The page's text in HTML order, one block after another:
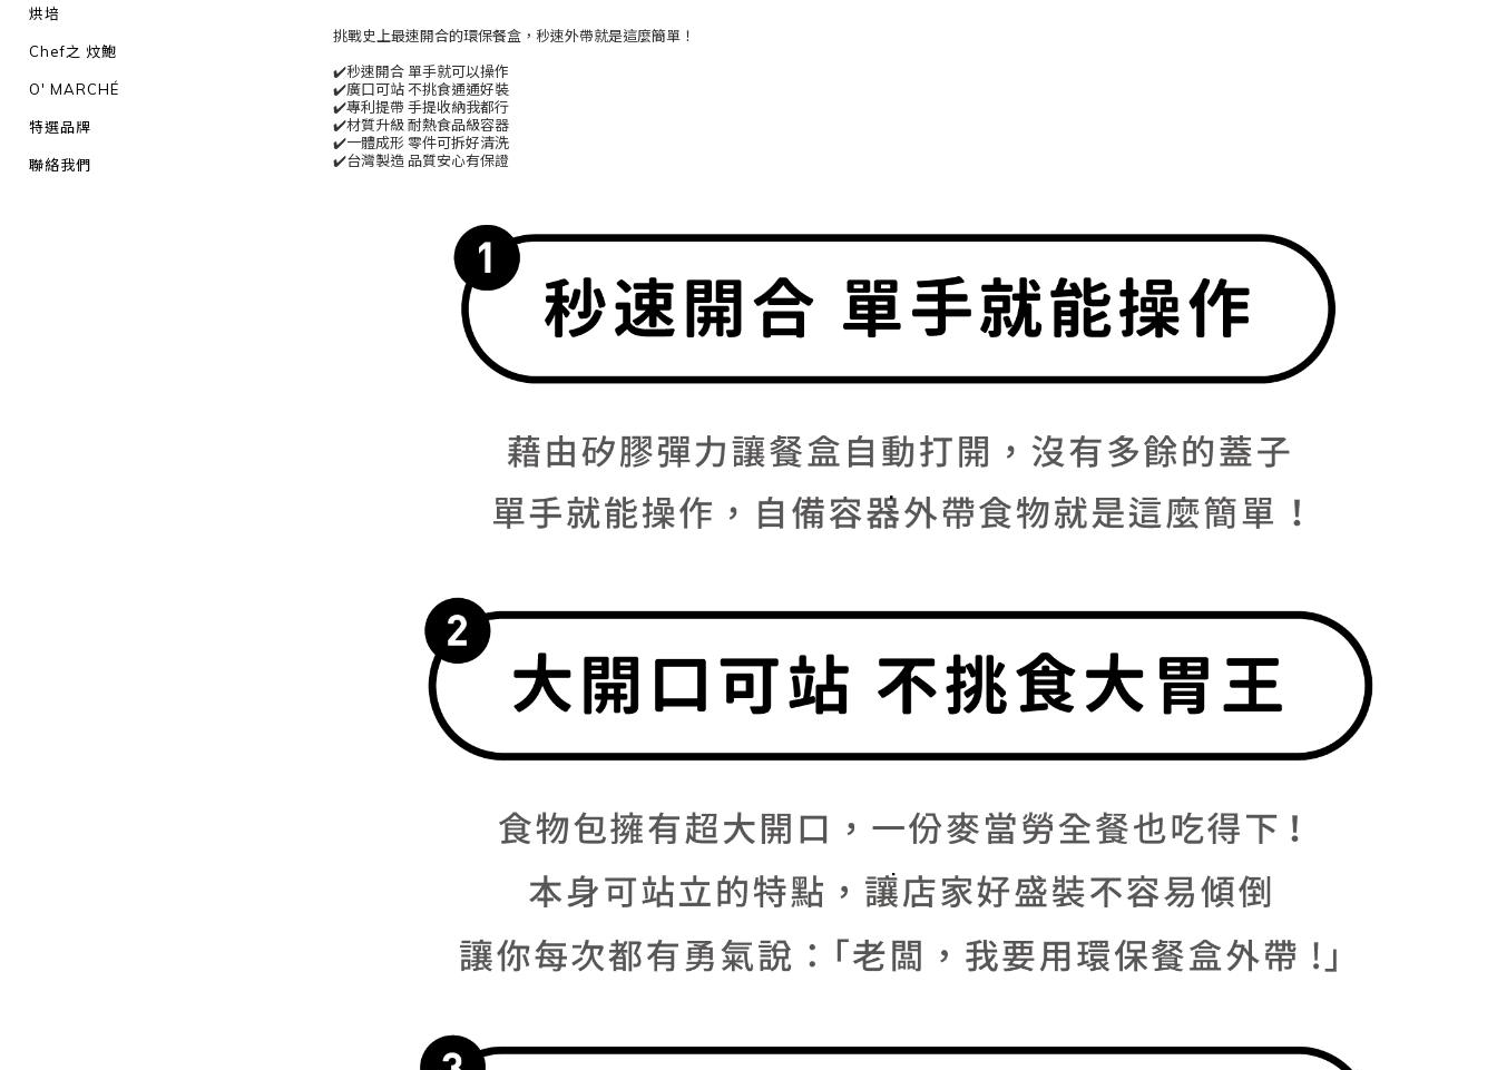
烘培
Chef之 炆鮑
O' MARCHÉ
特選品牌
聯絡我們
挑戰史上最速開合的環保餐盒，秒速外帶就是這麼簡單！
✔️秒速開合 單手就可以操作
✔️廣口可站 不挑食通通好裝
✔️專利提帶 手提收納我都行
✔️材質升級 耐熱食品級容器
✔️一體成形 零件可拆好清洗
✔️台灣製造 品質安心有保證